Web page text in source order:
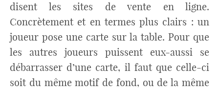
disent les sites de vente en ligne.
Concrètement et en termes plus clairs : un
joueur pose une carte sur la table. Pour que
les autres joueurs puissent eux-aussi se
débarrasser d’une carte, il faut que celle-ci
soit du même motif de fond, ou de la même